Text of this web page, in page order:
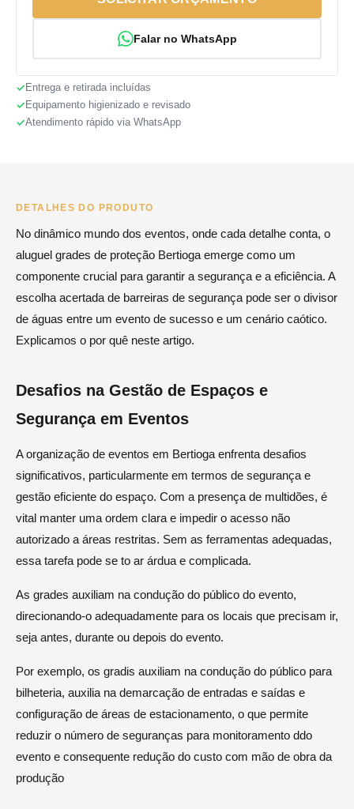
Falar no WhatsApp
Entrega e retirada incluídas
Equipamento higienizado e revisado
Atendimento rápido via WhatsApp
DETALHES DO PRODUTO
No dinâmico mundo dos eventos, onde cada detalhe conta, o
aluguel grades de proteção Bertioga emerge como um
componente crucial para garantir a segurança e a eficiência. A
escolha acertada de barreiras de segurança pode ser o divisor
de águas entre um evento de sucesso e um cenário caótico.
Explicamos o por quê neste artigo.
Desafios na Gestão de Espaços e
Segurança em Eventos
A organização de eventos em Bertioga enfrenta desafios
significativos, particularmente em termos de segurança e
gestão eficiente do espaço. Com a presença de multidões, é
vital manter uma ordem clara e impedir o acesso não
autorizado a áreas restritas. Sem as ferramentas adequadas,
essa tarefa pode se to ar árdua e complicada.
As grades auxiliam na condução do público do evento,
direcionando-o adequadamente para os locais que precisam ir,
seja antes, durante ou depois do evento.
Por exemplo, os gradis auxiliam na condução do público para
bilheteria, auxilia na demarcação de entradas e saídas e
configuração de áreas de estacionamento, o que permite
reduzir o número de seguranças para monitoramento ddo
evento e consequente redução do custo com mão de obra da
produção